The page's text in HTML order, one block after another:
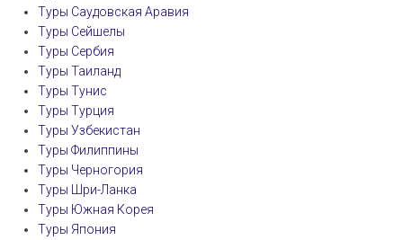
Туры Саудовская Аравия
Туры Сейшелы
Туры Сербия
Туры Таиланд
Туры Тунис
Туры Турция
Туры Узбекистан
Туры Филиппины
Туры Черногория
Туры Шри-Ланка
Туры Южная Корея
Туры Япония